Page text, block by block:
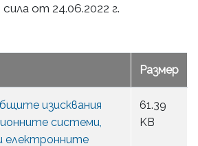
от 24.06.2022 г.
Размер
изисквания
системи,
електронните
61.39
KB